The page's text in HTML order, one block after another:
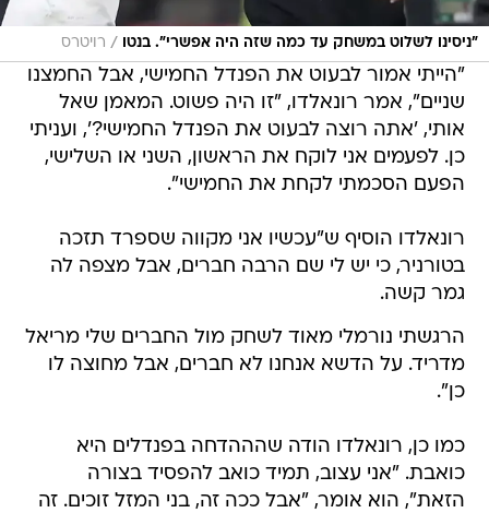
"ניסינו לשלוט במשחק עד כמה שזה היה אפשרי". בנטו / רויטרס
"הייתי אמור לבעוט את הפנדל החמישי, אבל החמצנו
שניים", אמר רונאלדו, "זו היה פשוט. המאמן שאל
אותי, 'אתה רוצה לבעוט את הפנדל החמישי?', ועניתי
כן. לפעמים אני לוקח את הראשון, השני או השלישי,
הפעם הסכמתי לקחת את החמישי".
רונאלדו הוסיף ש"עכשיו אני מקווה שספרד תזכה
בטורניר, כי יש לי שם הרבה חברים, אבל מצפה לה
גמר קשה.
הרגשתי נורמלי מאוד לשחק מול החברים שלי מריאל
מדריד. על הדשא אנחנו לא חברים, אבל מחוצה לו
כן".
כמו כן, רונאלדו הודה שהההדחה בפנדלים היא
כואבת. "אני עצוב, תמיד כואב להפסיד בצורה
הזאת", הוא אומר, "אבל ככה זה, בני המזל זוכים. זה